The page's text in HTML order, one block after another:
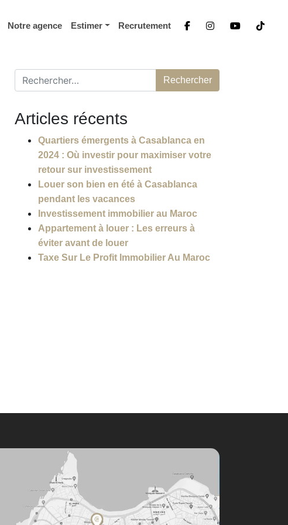
Notre agence Estimer Recrutement
Rechercher :
Articles récents
Quartiers émergents à Casablanca en
2024 : Où investir pour maximiser votre
retour sur investissement
Louer son bien en été à Casablanca
pendant les vacances
Investissement immobilier au Maroc
Appartement à louer : Les erreurs à
éviter avant de louer
Taxe Sur Le Profit Immobilier Au Maroc